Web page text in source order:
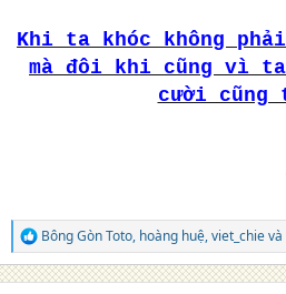
Khi ta khóc không
mà đôi khi cũng vì
cười cũng
R
e
a
Bông Gòn Toto, hoàng huệ,viet_chievà